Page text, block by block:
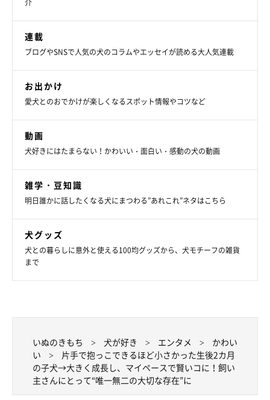
chimaki_mizore_oden
ちまきちゃんは、オーストラリアンシェパードのおでん（10カ
月）くんと、アメリカンショートヘアのみぞれ（1才8カ月）くん
と一緒に暮らしています。飼い主さんに、ちまきちゃんとみぞれ
くん、おでんくんとの関係性を伺いました。
飼い主さん：
「みぞれとは、普段同じ部屋にはいないのですが、会うとワンプ
んを叱ったり、逆に怒る飼い主をいさめたりと仲介してくれてい
ます。
介
連載
ブログやSNSで人気の犬のコラムやエッセイが読める大人気連載
お出かけ
愛犬とのおでかけが楽しくなるスポット情報やコツなど
動画
犬好きにはたまらない！かわいい・面白い・感動の犬の動画
雑学・豆知識
明日誰かに話したくなる犬にまつわる”あれこれ”ネタはこちら
犬グッズ
犬との暮らしに意外と使える100均グッズから、犬モチーフの雑貨
まで
いぬのきもち 犬が好き エンタメ
かわい
い
片手で抱っこできるほど小さかった生後2カ月
の子犬→大きく成長し、マイペースで賢いコに！飼い
主さんにとって“唯一無二の大切な存在”に